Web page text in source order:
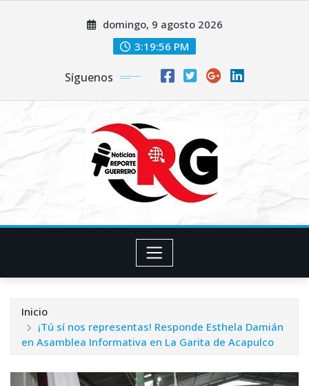
domingo, 9 agosto 2026
3:19:57 PM
Síguenos
Inicio
¡Tú sí nos representas! Responde Esthela Damián
en Asamblea Informativa en La Garita de Acapulco